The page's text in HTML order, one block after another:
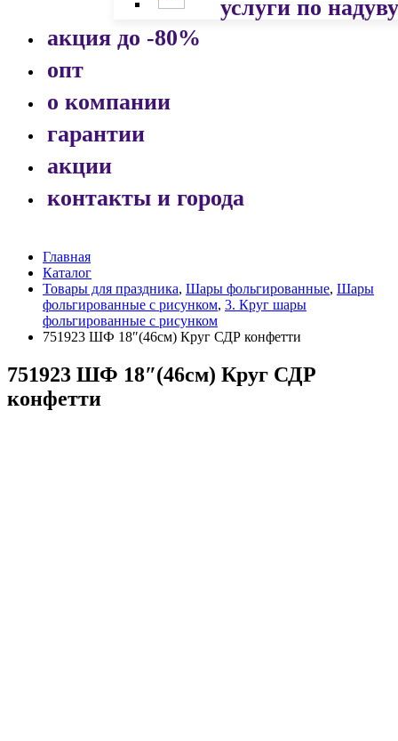
услуги по надуву
акция до -80%
опт
о компании
гарантии
акции
контакты и города
Главная
Каталог
Товары для праздника, Шары фольгированные, Шары
фольгированные с рисунком, 3. Круг шары
фольгированные с рисунком
751923 ШФ 18″(46см) Круг СДР конфетти
751923 ШФ 18″(46см) Круг СДР
конфетти